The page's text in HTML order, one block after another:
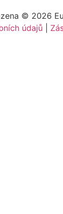
© 2026
údajů